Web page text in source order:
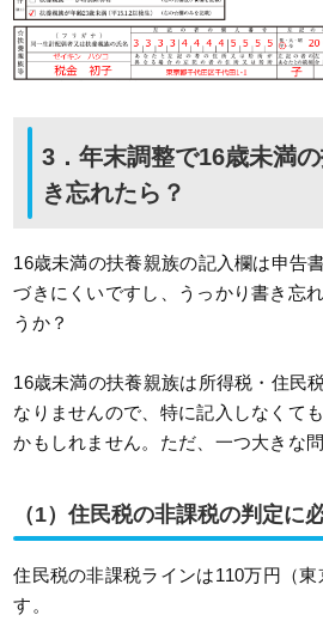
3．年末調整で16歳未満
き忘れたら？
16歳未満の扶養親族の記入欄は申告
づきにくいですし、うっかり書き忘
うか？
16歳未満の扶養親族は所得税・住民
なりませんので、特に記入しなくて
かもしれません。ただ、一つ大きな
（1）住民税の非課税の判定に
住民税の非課税ラインは110万円（
す。